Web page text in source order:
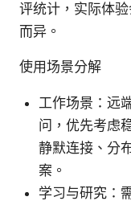
评统计，实际体
而异。
使用场景分解
工作场景：远
问，优先考虑
静默连接、分
案。
学习与研究：